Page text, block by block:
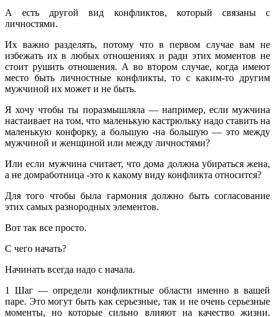
А есть другой вид конфликтов, который связаны с
личностями.
Их важно разделять, потому что в первом случае вам не
избежать их в любых отношениях и ради этих моментов не
стоит рушить отношения. А во втором случае, когда имеют
место быть личностные конфликты, то с каким-то другим
мужчиной их может и не быть.
Я хочу чтобы ты поразмышляла — например, если мужчина
настаивает на том, что маленькую кастрюльку надо ставить на
маленькую конфорку, а большую -на большую — это между
мужчиной и женщиной или между личностями?
Или если мужчина считает, что дома должна убираться жена,
а не домработница -это к какому виду конфликта относится?
Для того чтобы была гармония должно быть согласование
этих самых разнородных элементов.
Вот так все просто.
С чего начать?
Начинать всегда надо с начала.
1 Шаг — определи конфликтные области именно в вашей
паре. Это могут быть как серьезные, так и не очень серьезные
моменты, но которые сильно влияют на качество жизни.